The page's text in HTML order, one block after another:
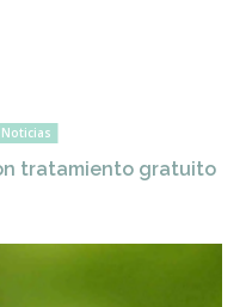
tratamiento gratuito